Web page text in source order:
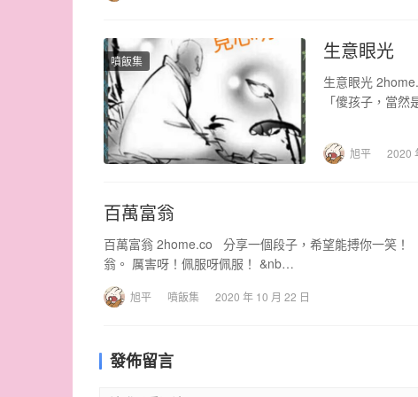
噴飯集 生意眼光
生意眼光
「傻孩子，當
旭平 2020
百萬富翁
百萬富翁 2home.co 分享一個段子，希望能搏你一笑！
翁。 厲害呀！佩服呀佩服！ &nb…
旭平 噴飯集 2020 年 10 月 22 日
發佈留言